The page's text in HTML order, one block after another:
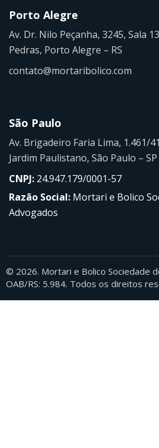
Porto Alegre
Av. Dr. Nilo Peçanha, 3245, Sala
Pedras, Porto Alegre – RS
contato@mortaribolico.com
São Paulo
Av. Brigadeiro Faria Lima, 1.461/
Jardim Paulistano, São Paulo – SP
CNPJ: 24.947.179/0001-57
Razão Social: Mortari e Bolico
Advogados
© 2026. Mortari e Bolico Sociedade
OAB/RS: 5.984. Todos os direitos